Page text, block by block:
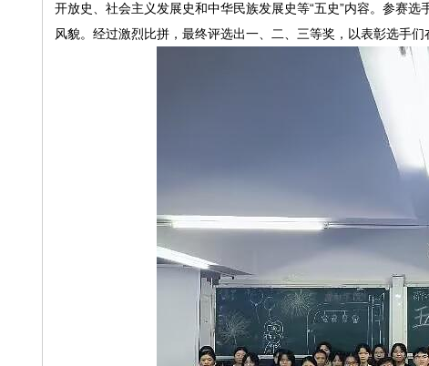
开放史、社会主义发展史和中华民族发展史等“五史”内容。参赛
风貌。经过激烈比拼，最终评选出一、二、三等奖，以表彰选手们